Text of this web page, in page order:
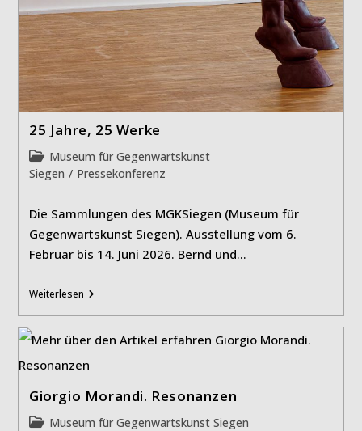
25 Jahre, 25 Werke
Beitrags-
Kategorie:
Museum für Gegenwartskunst
Siegen / Pressekonferenz
Die Sammlungen des MGKSiegen (Museum für
Gegenwartskunst Siegen). Ausstellung vom 6.
Februar bis 14. Juni 2026. Bernd und…
Weiterlesen25
Jahre,
25
Werke
Giorgio Morandi. Resonanzen
Beitrags-
Museum für Gegenwartskunst Siegen